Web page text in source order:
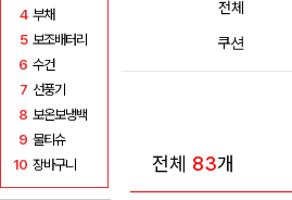
4 부채
5 보조배터리
6 수건
7 선풍기
8 보온보냉백
9 물티슈
10 장바구니
전체
쿠션
전체 83개